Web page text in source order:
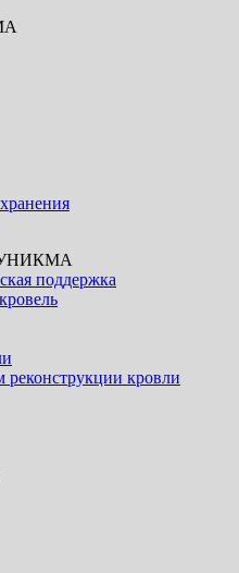
УНИКМА
поддержка
реконструкции кровли